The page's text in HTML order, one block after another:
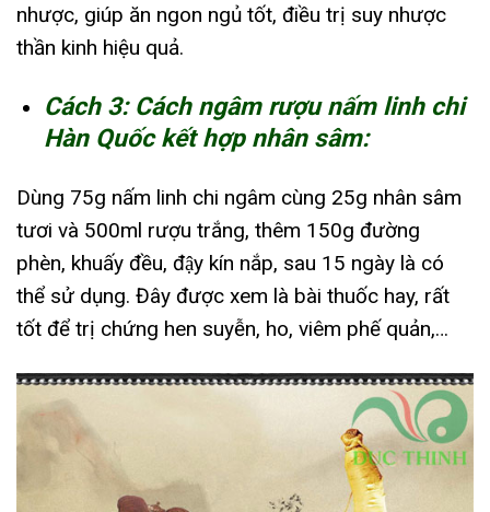
nhược, giúp ăn ngon ngủ tốt, điều trị suy nhược
thần kinh hiệu quả.
Cách 3: Cách ngâm rượu nấm linh chi
Hàn Quốc kết hợp nhân sâm:
Dùng 75g nấm linh chi ngâm cùng 25g nhân sâm
tươi và 500ml rượu trắng, thêm 150g đường
phèn, khuấy đều, đậy kín nắp, sau 15 ngày là có
thể sử dụng. Đây được xem là bài thuốc hay, rất
tốt để trị chứng hen suyễn, ho, viêm phế quản,…